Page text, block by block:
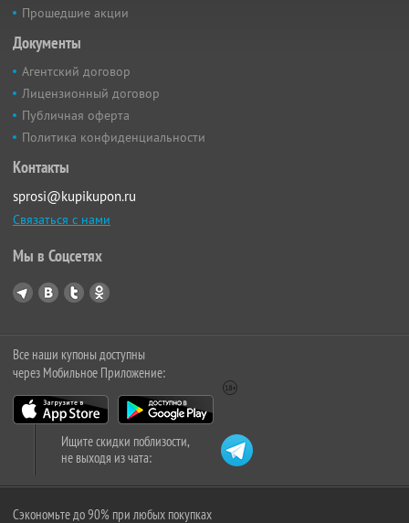
Прошедшие акции
Документы
Агентский договор
Лицензионный договор
Публичная оферта
Политика конфиденциальности
Контакты
sprosi@kupikupon.ru
Связаться с нами
Мы в Соцсетях
Все наши купоны доступны
через Мобильное Приложение:
Ищите скидки поблизости,
не выходя из чата:
Сэкономьте до 90% при любых покупках